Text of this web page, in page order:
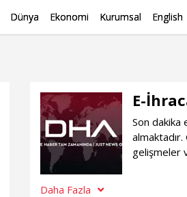
Dünya Ekonomi Kurumsal English
E-
Son
gelişmeler
Daha Fazla